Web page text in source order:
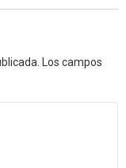
Los campos